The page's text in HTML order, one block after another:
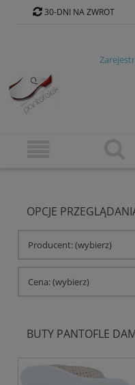
30-DNI NA ZWROT
OPCJE
Producent: (wybierz)
Cena: (wybierz)
BUTY PANTOFLE